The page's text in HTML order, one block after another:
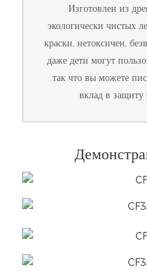
Изготовлен из
экологически чистых
краски, нетоксичен,
даже дети могут
так что вы можете
вклад в